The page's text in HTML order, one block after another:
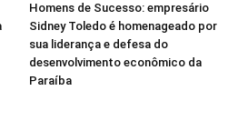
Homens de Sucesso: empresário
Sidney Toledo é homenageado por
sua liderança e defesa do
desenvolvimento econômico da
Paraíba